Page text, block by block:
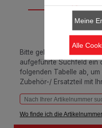
Bitte geben Sie Ihre
aufgeführte Suchfeld ein
folgenden Tabelle ab,
Zubehör-/ Ersatzteil mit
Wo finde ich die
Meine
Alle